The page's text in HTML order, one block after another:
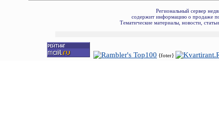
Региональный сервер
содержит информацию о продаже
Тематические материалы, новости,
{foter}